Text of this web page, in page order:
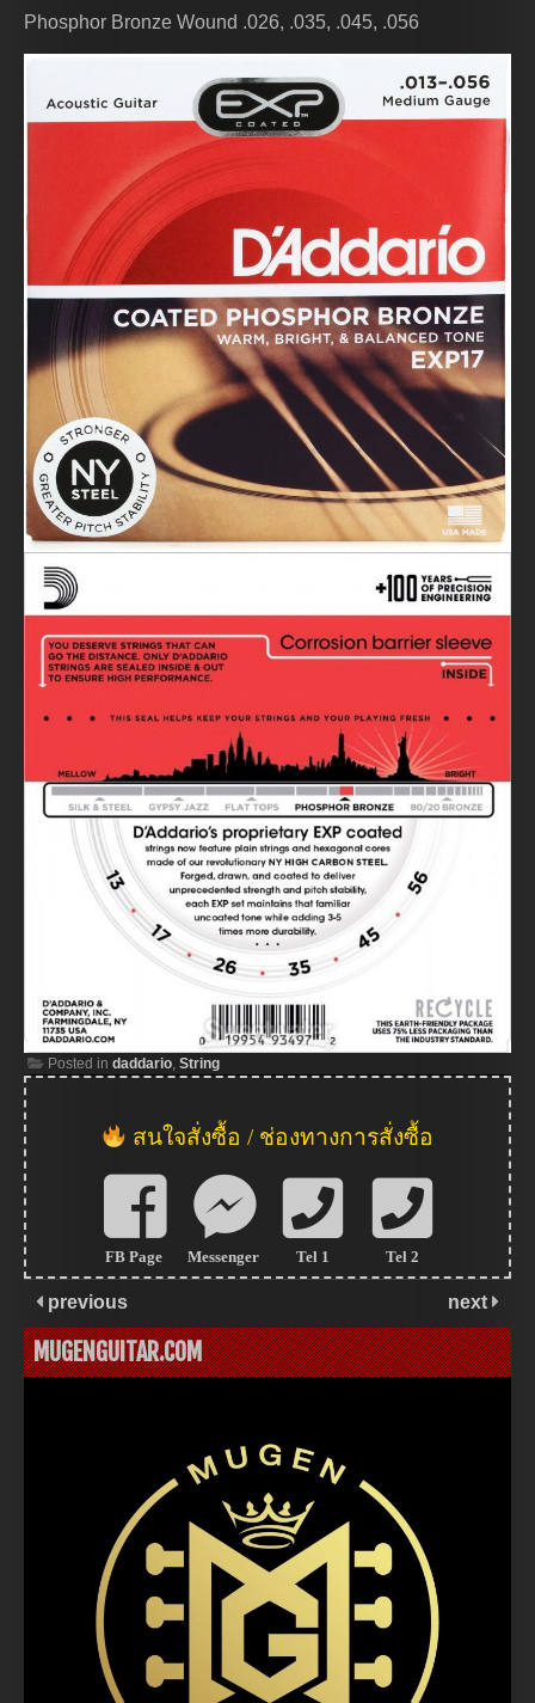
Phosphor Bronze Wound .026, .035, .045, .056
Posted in daddario, String
สนใจสั่งซื้อ / ช่องทางการสั่งซื้อ
FB Page Messenger Tel 1 Tel 2
previous next
MUGENGUITAR.COM